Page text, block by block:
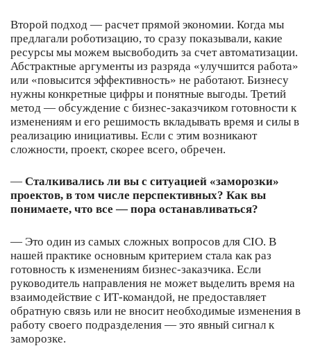
Второй подход — расчет прямой экономии. Когда мы
предлагали роботизацию, то сразу показывали, какие
ресурсы мы можем высвободить за счет автоматизации.
Абстрактные аргументы из разряда «улучшится работа»
или «повысится эффективность» не работают. Бизнесу
нужны конкретные цифры и понятные выгоды. Третий
метод — обсуждение с бизнес-заказчиком готовности к
изменениям и его решимость вкладывать время и силы в
реализацию инициативы. Если с этим возникают
сложности, проект, скорее всего, обречен.
— Сталкивались ли вы с ситуацией «заморозки»
проектов, в том числе перспективных? Как вы
понимаете, что все — пора останавливаться?
— Это один из самых сложных вопросов для CIO. В
нашей практике основным критерием стала как раз
готовность к изменениям бизнес-заказчика. Если
руководитель направления не может выделить время на
взаимодействие с ИТ-командой, не предоставляет
обратную связь или не вносит необходимые изменения в
работу своего подразделения — это явный сигнал к
заморозке.